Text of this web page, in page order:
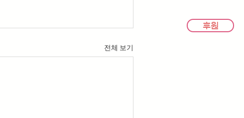
후원
전체 보기